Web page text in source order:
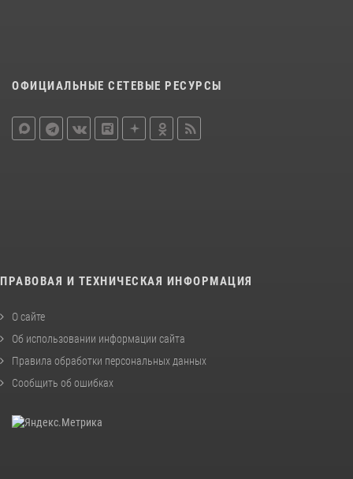
ОФИЦИАЛЬНЫЕ СЕТЕВЫЕ РЕСУРСЫ
ПРАВОВАЯ И ТЕХНИЧЕСКАЯ ИНФОРМАЦИЯ
О сайте
Об использовании информации сайта
Правила обработки персональных данных
Сообщить об ошибках